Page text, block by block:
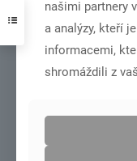
našimi partnery
a analýzy, kteří
informacemi,
shromáždili z